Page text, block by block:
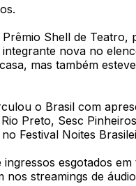
Shell de Teatro,
nova no
mas também
o Brasil com
Preto, Sesc
Festival Noites
esgotados
nos streamings de